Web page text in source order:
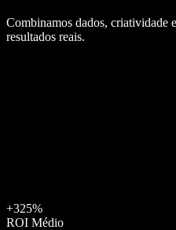
Combinamos dados, criatividade
resultados reais.
+325%
ROI Médio